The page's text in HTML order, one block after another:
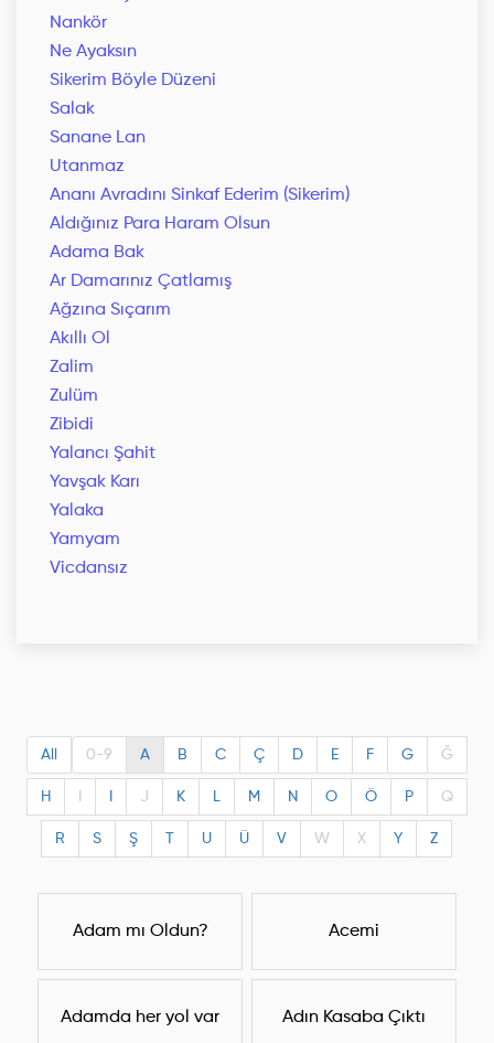
Nankör
Ne Ayaksın
Sikerim Böyle Düzeni
Salak
Sanane Lan
Utanmaz
Ananı Avradını Sinkaf Ederim (Sikerim)
Aldığınız Para Haram Olsun
Adama Bak
Ar Damarınız Çatlamış
Ağzına Sıçarım
Akıllı Ol
Zalim
Zulüm
Zibidi
Yalancı Şahit
Yavşak Karı
Yalaka
Yamyam
Vicdansız
All 0-9 A B C Ç D E F G Ğ
H J K L M N O Ö P Q
R S Ş U Ü V W X Y Z
Adam mı Oldun? Acemi
Adamda her yol var Adın Kasaba Çıktı